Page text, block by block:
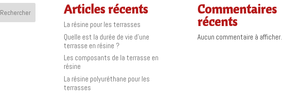
Rechercher Articles récents
La résine pour les terrasses
Quelle est la durée de vie d’une
terrasse en résine ?
Les composants de la terrasse en
résine
La résine polyuréthane pour les
terrasses
Commentaires
récents
Aucun commentaire à afficher.